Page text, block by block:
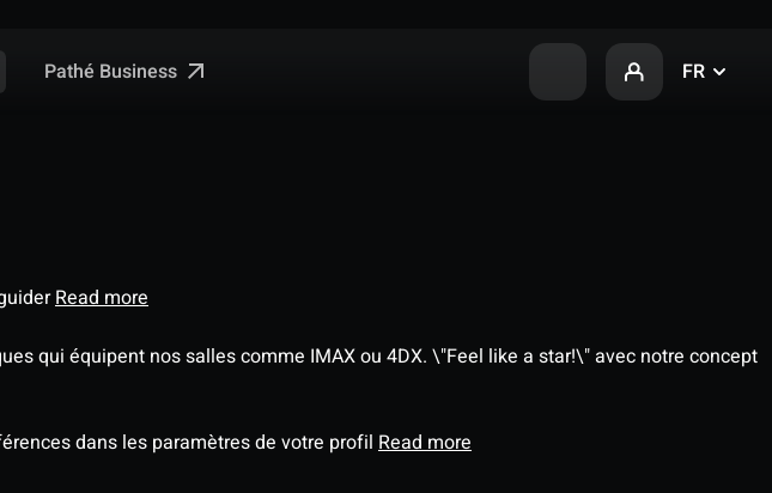
Pathé Business FR
Read more
qui équipent nos salles comme IMAX ou 4DX. \"Feel like a star!\" avec notre concept
dans les paramètres de votre profil Read more